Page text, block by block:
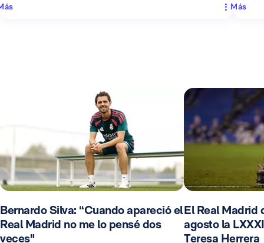
Más
Bernardo Silva: “Cuando apareció el
Real Madrid no me lo pensé dos
veces"
El Real Madrid
agosto la
Teresa Herrera